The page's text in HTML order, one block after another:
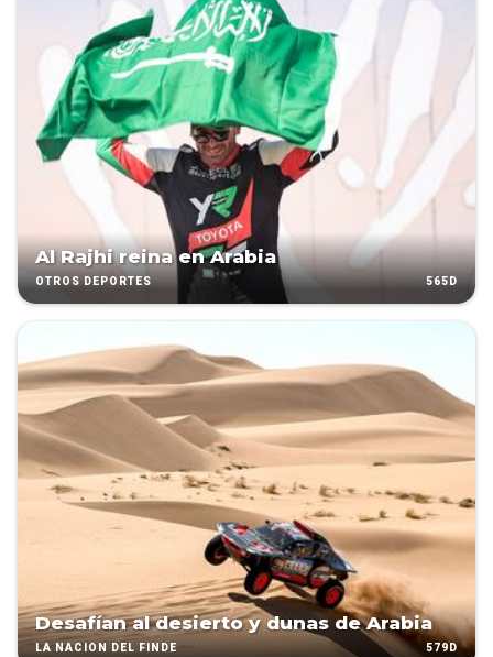
Al Rajhi reina en Arabia
OTROS DEPORTES 565D
Desafían al desierto y dunas de Arabia
LA NACIÓN DEL FINDE 579D